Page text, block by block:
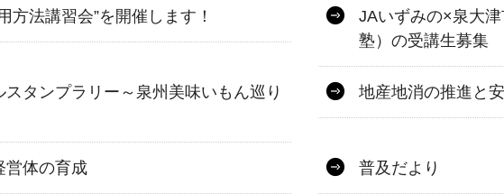
方法講習会”を開催します！
JAいずみの×泉大
塾）の受講生募集
タンプラリー～泉州美味いもん巡り
地産地消の推進と
営体の育成 普及だより